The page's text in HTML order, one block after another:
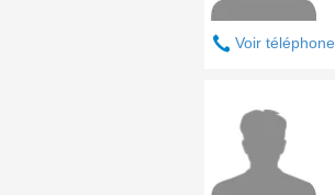
Voir téléphone